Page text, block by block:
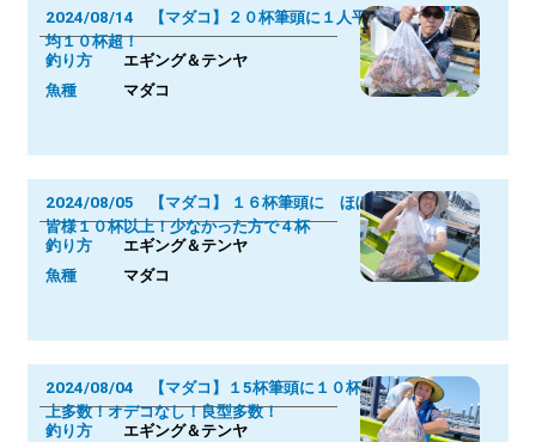
2024/08/14 【マダコ】２０杯筆頭に１人平
均１０杯超！
釣り方 エギング＆テンヤ
魚種 マダコ
2024/08/05 【マダコ】 １６杯筆頭に ほぼ
皆様１０杯以上！少なかった方で４杯
釣り方 エギング＆テンヤ
魚種 マダコ
2024/08/04 【マダコ】１5杯筆頭に１０杯以
上多数！オデコなし！良型多数！
釣り方 エギング＆テンヤ